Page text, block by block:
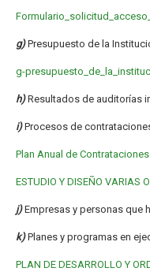
g) Presupuesto de la
g-
h)Resultados de auditorías
i) Procesos de
Plan Anual de Contrataciones
ESTUDIO Y DISEÑO VARIAS
j) Empresas y personas que
k) Planes y programas en
PLAN DE DESARROLLO Y